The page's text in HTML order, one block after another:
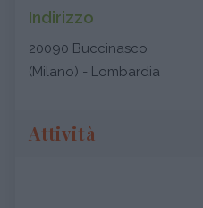
Indirizzo
20090 Buccinasco
(Milano) - Lombardia
Attività